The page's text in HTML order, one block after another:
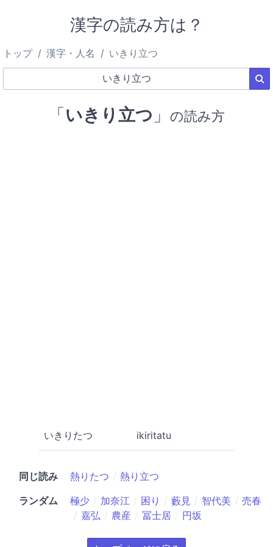
漢字の読み方は？
トップ 漢字・人名 いきり立つ
「いきり立つ 」 の読み方
いきりたつ ikiritatu
同じ読み 熱りたつ
熱り立つ
ランダム
極少 加奈江 困り 藪見 智代美
売春
嘉弘
農産 冨士居 円坂